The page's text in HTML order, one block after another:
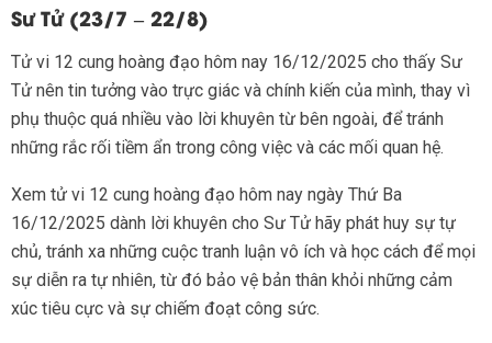
Sư Tử (23/7 – 22/8)
Tử vi 12 cung hoàng đạo hôm nay 16/12/2025 cho thấy Sư
Tử nên tin tưởng vào trực giác và chính kiến của mình, thay vì
phụ thuộc quá nhiều vào lời khuyên từ bên ngoài, để tránh
những rắc rối tiềm ẩn trong công việc và các mối quan hệ.
Xem tử vi 12 cung hoàng đạo hôm nay ngày Thứ Ba
16/12/2025 dành lời khuyên cho Sư Tử hãy phát huy sự tự
chủ, tránh xa những cuộc tranh luận vô ích và học cách để mọi
sự diễn ra tự nhiên, từ đó bảo vệ bản thân khỏi những cảm
xúc tiêu cực và sự chiếm đoạt công sức.